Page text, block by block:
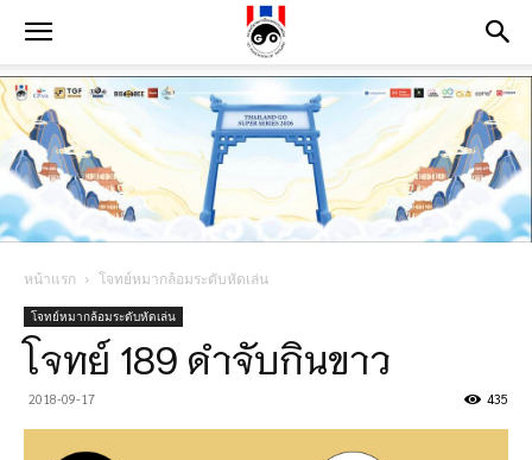
หน้าแรก โจทย์หมากล้อมระดับหัดเล่น
โจทย์หมากล้อมระดับหัดเล่น
โจทย์ 189 ดำจับกินขาว
2018-09-17 435